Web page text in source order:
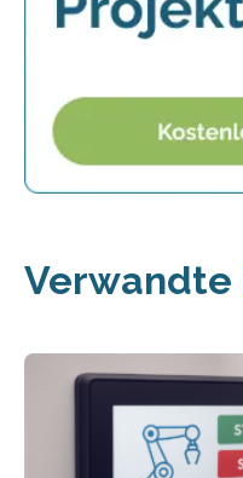
Verwandte